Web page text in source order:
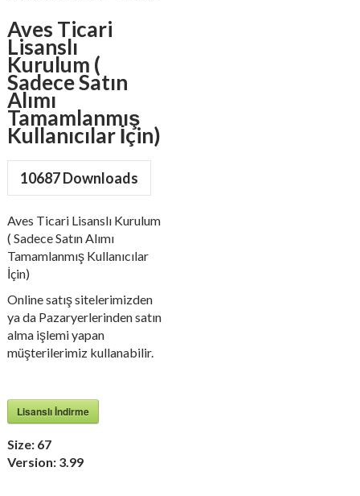
Aves Ticari
Lisanslı
Kurulum (
Sadece Satın
Alımı
Tamamlanmış
Kullanıcılar İçin)
10687Downloads
Aves Ticari Lisanslı Kurulum
( Sadece Satın Alımı
Tamamlanmış Kullanıcılar
İçin)
Online satış sitelerimizden
ya da Pazaryerlerinden satın
alma işlemi yapan
müşterilerimiz kullanabilir.
Lisanslı İndirme
Size: 67
Version: 3.99